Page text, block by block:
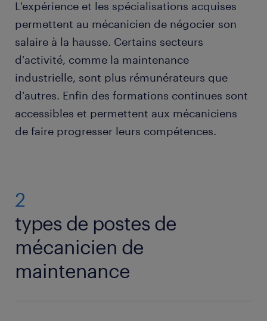
L'expérience et les spécialisations acquises
permettent au mécanicien de négocier son
salaire à la hausse. Certains secteurs
d'activité, comme la maintenance
industrielle, sont plus rémunérateurs que
d'autres. Enfin des formations continues sont
accessibles et permettent aux mécaniciens
de faire progresser leurs compétences.
2
types de postes de
mécanicien de
maintenance